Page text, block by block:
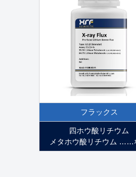
フラックス
四ホウ酸リチウム
メタホウ酸リチウム ……